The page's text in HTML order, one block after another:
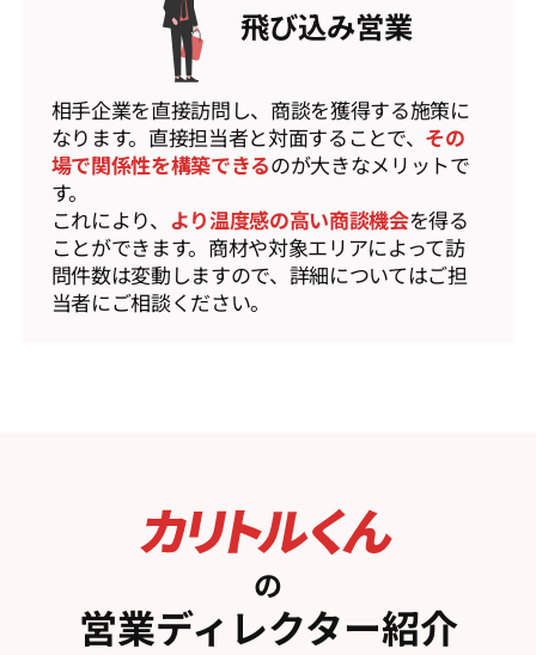
飛び込み営業
相手企業を直接訪問し、商談を獲得する施策に
なります。直接担当者と対面することで、 その
場で関係性を構築できるのが大きなメリットで
す。
これにより、 より温度感の高い商談機会を得る
ことができます。商材や対象エリアによって訪
問件数は変動しますので、詳細についてはご担
当者にご相談ください。
の
営業ディレクター紹介